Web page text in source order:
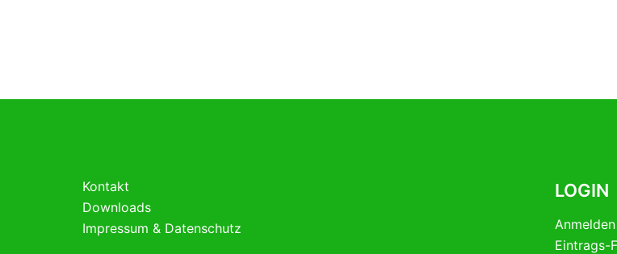
Kontakt
Downloads
Impressum & Datenschutz
LOGIN
Anmelden
Eintrags-